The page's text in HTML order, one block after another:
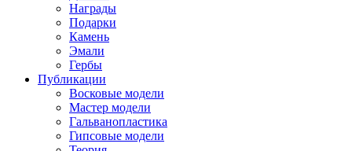
Награды
Подарки
Камень
Эмали
Гербы
Публикации
Восковые модели
Мастер модели
Гальванопластика
Гипсовые модели